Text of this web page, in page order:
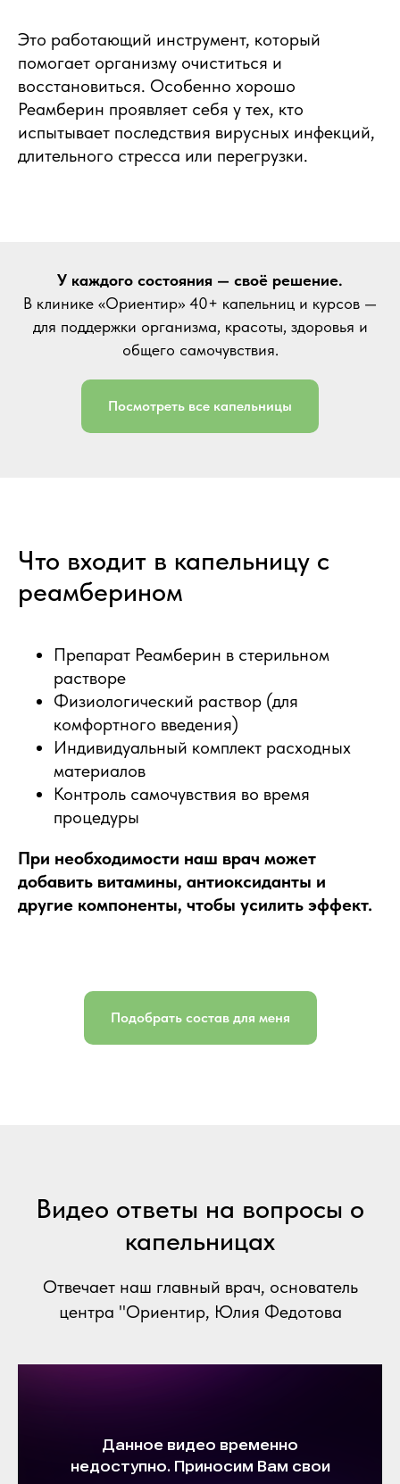
Это работающий инструмент, который
помогает организму очиститься и
восстановиться. Особенно хорошо
Реамберин проявляет себя у тех, кто
испытывает последствия вирусных инфекций,
длительного стресса или перегрузки.
У каждого состояния — своё решение.
В клинике «Ориентир» 40+ капельниц и курсов —
для поддержки организма, красоты, здоровья и
общего самочувствия.
Посмотреть все капельницы
Что входит в капельницу с
реамберином
Препарат Реамберин в стерильном
растворе
Физиологический раствор (для
комфортного введения)
Индивидуальный комплект расходных
материалов
Контроль самочувствия во время
процедуры
При необходимости наш врач может
добавить витамины, антиоксиданты и
другие компоненты, чтобы усилить эффект.
Подобрать состав для меня
Видео ответы на вопросы о
капельницах
Отвечает наш главный врач, основатель
центра "Ориентир, Юлия Федотова